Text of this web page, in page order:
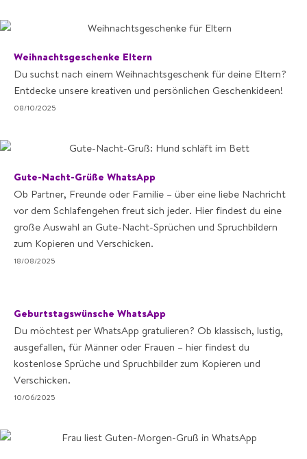
Weihnachtsgeschenke Eltern
Du suchst nach einem Weihnachtsgeschenk für deine Eltern?
Entdecke unsere kreativen und persönlichen Geschenkideen!
08/10/2025
Gute-Nacht-Grüße WhatsApp
Ob Partner, Freunde oder Familie – über eine liebe Nachricht
vor dem Schlafengehen freut sich jeder. Hier findest du eine
große Auswahl an Gute-Nacht-Sprüchen und Spruchbildern
zum Kopieren und Verschicken.
18/08/2025
Geburtstagswünsche WhatsApp
Du möchtest per WhatsApp gratulieren? Ob klassisch, lustig,
ausgefallen, für Männer oder Frauen – hier findest du
kostenlose Sprüche und Spruchbilder zum Kopieren und
Verschicken.
10/06/2025